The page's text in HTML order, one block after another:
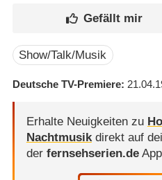
Show/Talk/Musik
Deutsche TV-Premiere
Erhalte Neuigkeiten zu
Nachtmusikdirekt auf
der fernsehserien.de